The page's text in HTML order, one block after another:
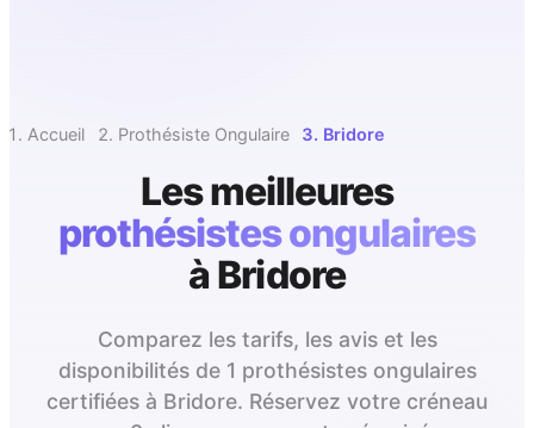
Accueil Prothésiste Ongulaire Bridore
Les meilleures
prothésistes ongulaires
àBridore
Comparez les tarifs, les avis et les
disponibilités de 1 prothésistes ongulaires
certifiées à Bridore. Réservez votre créneau